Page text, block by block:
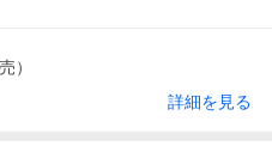
）
詳細を見る